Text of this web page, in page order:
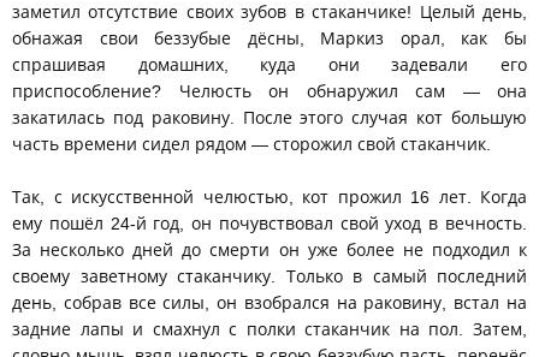
заметил отсутствие своих зубов в стаканчике! Целый день,
обнажая свои беззубые дёсны, Маркиз орал, как бы
спрашивая домашних, куда они задевали его
приспособление? Челюсть он обнаружил сам — она
закатилась под раковину. После этого случая кот большую
часть времени сидел рядом — сторожил свой стаканчик.
Так, с искусственной челюстью, кот прожил 16 лет. Когда
ему пошёл 24-й год, он почувствовал свой уход в вечность.
За несколько дней до смерти он уже более не подходил к
своему заветному стаканчику. Только в самый последний
день, собрав все силы, он взобрался на раковину, встал на
задние лапы и смахнул с полки стаканчик на пол. Затем,